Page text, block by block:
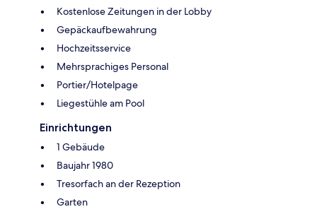
Kostenlose Zeitungen in der Lobby
Gepäckaufbewahrung
Hochzeitsservice
Mehrsprachiges Personal
Portier/Hotelpage
Liegestühle am Pool
Einrichtungen
1 Gebäude
Baujahr 1980
Tresorfach an der Rezeption
Garten